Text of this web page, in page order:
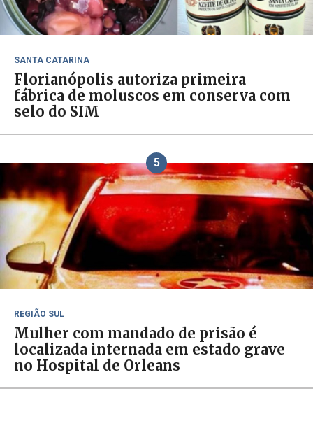
SANTA CATARINA
Florianópolis autoriza primeira
fábrica de moluscos em conserva com
selo do SIM
5
REGIÃO SUL
Mulher com mandado de prisão é
localizada internada em estado grave
no Hospital de Orleans